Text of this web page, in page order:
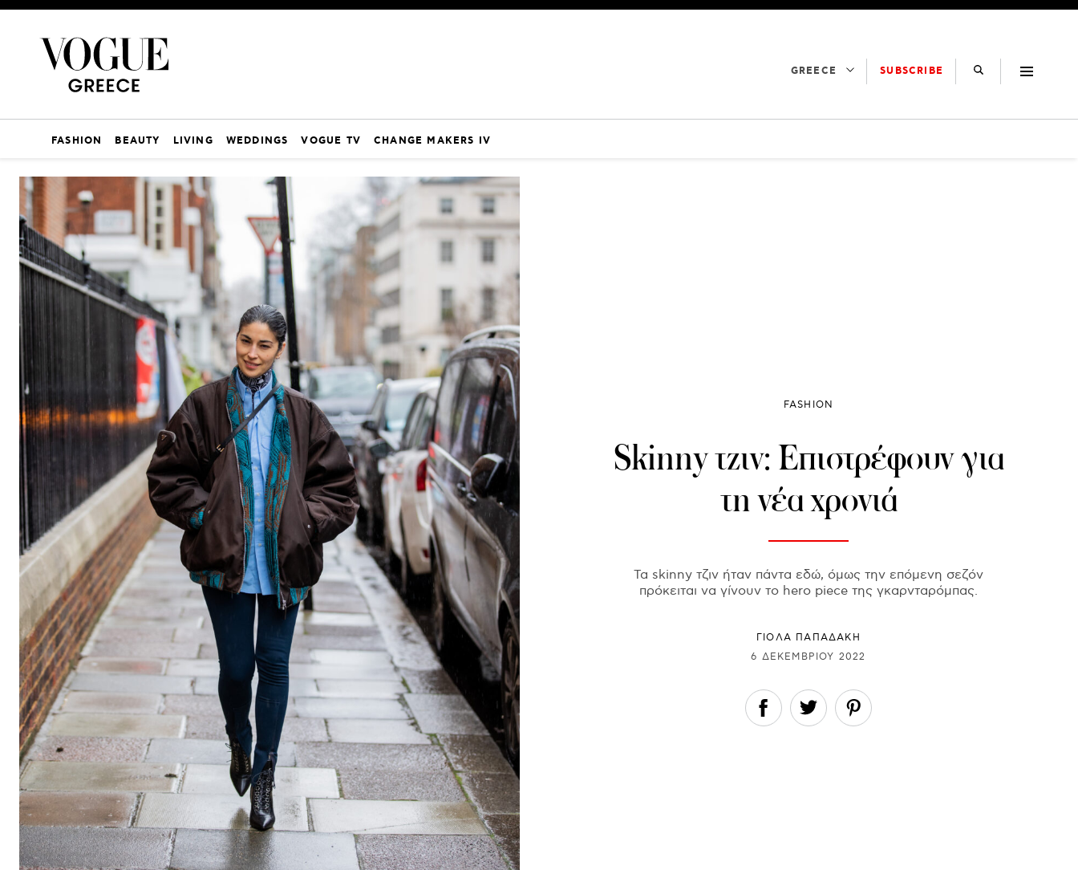
GREECE SUBSCRIBE
FASHION BEAUTY LIVING WEDDINGS VOGUE TV CHANGE MAKERS IV
FASHION
Skinny τζιν: Επιστρέφουν για
τη νέα χρονιά
Τα skinny τζιν ήταν πάντα εδώ, όμως την επόμενη σεζόν
πρόκειται να γίνουν το hero piece της γκαρνταρόμπας.
ΓΙΌΛΑ ΠΑΠΑΔΆΚΗ
6 ΔΕΚΕΜΒΡΊΟΥ 2022